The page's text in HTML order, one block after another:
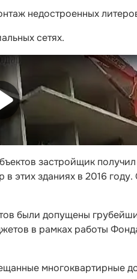
недостроенных
сетях.
застройщик
этих зданиях в 2016
были допущены
в рамках работы
многоквартирные